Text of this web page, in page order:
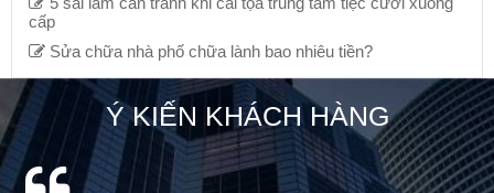
cấp
Sửa chữa nhà phố chữa lành bao nhiêu tiền?
Ý KIẾN KHÁCH HÀNG